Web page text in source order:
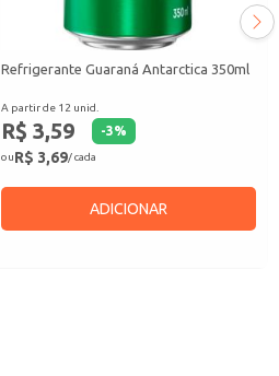
Refrigerante Guaraná Antarctica 350ml
A partir de 12 unid.
R$ 3,59 -3%
ouR$ 3,69/ cada
ADICIONAR